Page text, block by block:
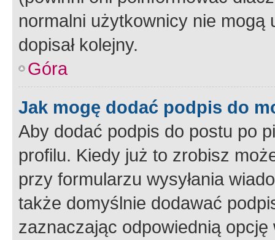
normalni użytkownicy nie
dopisał kolejny.
Góra
Jak mogę dodać podpis do
Aby dodać podpis do postu po
profilu. Kiedy już to zrobisz
przy formularzu wysyłania
także domyślnie dodawać
zaznaczając odpowiednią